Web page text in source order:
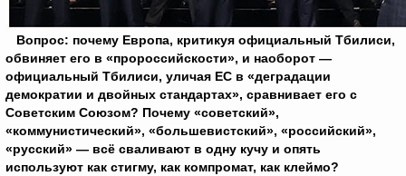
Вопрос: почему Европа, критикуя официальный Тбилиси,
обвиняет его в «пророссийскости», и наоборот —
официальный Тбилиси, уличая ЕС в «деградации
демократии и двойных стандартах», сравнивает его с
Советским Союзом? Почему «советский»,
«коммунистический», «большевистский», «российский»,
«русский» — всё сваливают в одну кучу и опять
используют как стигму, как компромат, как клеймо?